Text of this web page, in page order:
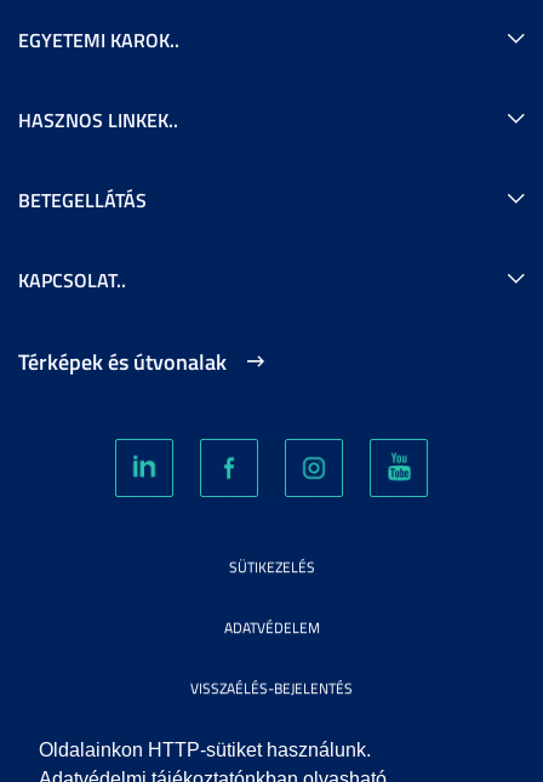
Oldalainkon HTTP-sütiket használunk.
EGYETEMI KAROK..
HASZNOS LINKEK..
BETEGELLÁTÁS
KAPCSOLAT..
Térképek és útvonalak
SÜTIKEZELÉS
ADATVÉDELEM
VISSZAÉLÉS-BEJELENTÉS
KÖZÉRDEKŰ ADATOK